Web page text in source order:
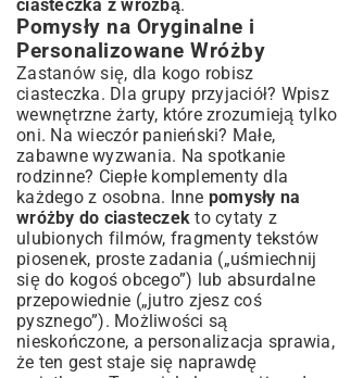
ciasteczka z wróżbą.
Pomysły na Oryginalne i
Personalizowane Wróżby
Zastanów się, dla kogo robisz
ciasteczka. Dla grupy przyjaciół? Wpisz
wewnętrzne żarty, które zrozumieją tylko
oni. Na wieczór panieński? Małe,
zabawne wyzwania. Na spotkanie
rodzinne? Ciepłe komplementy dla
każdego z osobna. Inne pomysły na
wróżby do ciasteczek to cytaty z
ulubionych filmów, fragmenty tekstów
piosenek, proste zadania („uśmiechnij
się do kogoś obcego”) lub absurdalne
przepowiednie („jutro zjesz coś
pysznego”). Możliwości są
nieskończone, a personalizacja sprawia,
że ten gest staje się naprawdę